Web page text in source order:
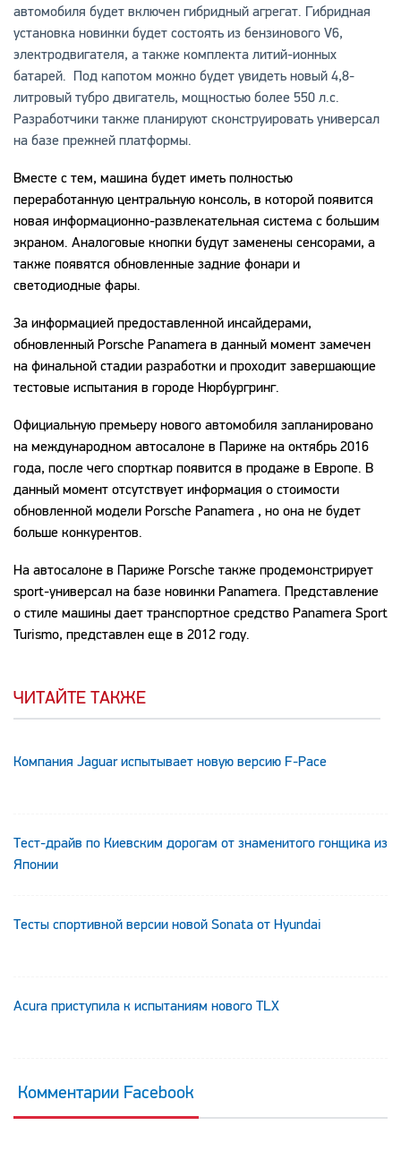
автомобиля будет включен гибридный агрегат. Гибридная
установка новинки будет состоять из бензинового V6,
электродвигателя, а также комплекта литий-ионных
батарей. Под капотом можно будет увидеть новый 4,8-
литровый тубро двигатель, мощностью более 550 л.с.
Разработчики также планируют сконструировать универсал
на базе прежней платформы.
Вместе с тем, машина будет иметь полностью
переработанную центральную консоль, в которой появится
новая информационно-развлекательная система с большим
экраном. Аналоговые кнопки будут заменены сенсорами, а
также появятся обновленные задние фонари и
светодиодные фары.
За информацией предоставленной инсайдерами,
обновленный Porsche Panamera в данный момент замечен
на финальной стадии разработки и проходит завершающие
тестовые испытания в городе Нюрбургринг.
Официальную премьеру нового автомобиля запланировано
на международном автосалоне в Париже на октябрь 2016
года, после чего спорткар появится в продаже в Европе. В
данный момент отсутствует информация о стоимости
обновленной модели Porsche Panamera , но она не будет
больше конкурентов.
На автосалоне в Париже Porsche также продемонстрирует
sport-универсал на базе новинки Panamera. Представление
о стиле машины дает транспортное средство Panamera Sport
Turismo, представлен еще в 2012 году.
ЧИТАЙТЕ ТАКЖЕ
Компания Jaguar испытывает новую версию F-Pace
Тест-драйв по Киевским дорогам от знаменитого гонщика из
Японии
Тесты спортивной версии новой Sonata от Hyundai
Acura приступила к испытаниям нового TLX
Комментарии Facebook